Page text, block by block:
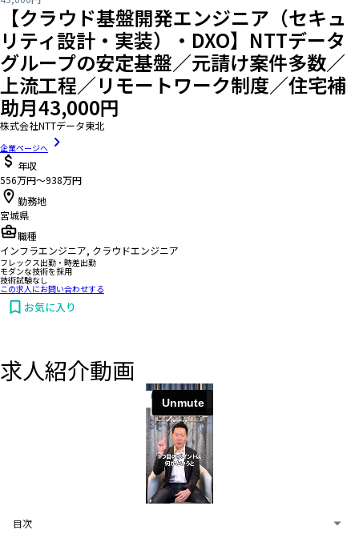
【クラウド基盤開発エンジニア（セキュ
リティ設計・実装）・DXO】NTTデータ
グループの安定基盤／元請け案件多数／
上流工程／リモートワーク制度／住宅補
助月43,000円
株式会社NTTデータ東北
企業ページへ
年収
556万円〜938万円
勤務地
宮城県
職種
インフラエンジニア, クラウドエンジニア
フレックス出勤・時差出勤
モダンな技術を採用
技術試験なし
この求人にお問い合わせする
お気に入り
お問い合わせする
求人紹介動画
目次